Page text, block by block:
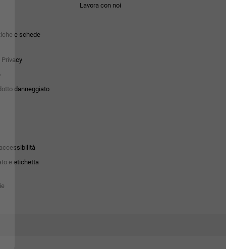
e schede
danneggiato
e etichetta
Lavora con noi